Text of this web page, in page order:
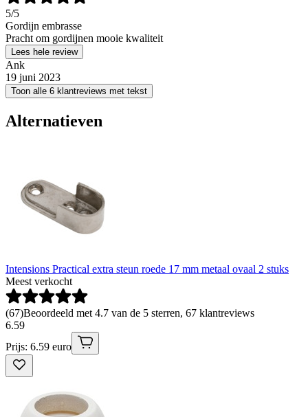
5/5
Gordijn embrasse
Pracht om gordijnen mooie kwaliteit
Lees hele review
Ank
19 juni 2023
Toon alle 6 klantreviews met tekst
Alternatieven
Intensions Practical extra steun roede 17 mm metaal ovaal 2 stuks
Meest verkocht
(67)Beoordeeld met 4.7 van de 5 sterren, 67 klantreviews
6.59
Prijs: 6.59 euro